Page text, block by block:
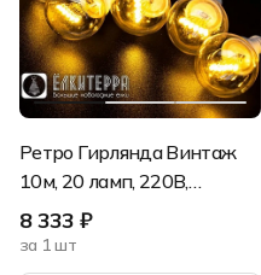
Ретро Гирлянда Винтаж
10м, 20 ламп, 220В,
ТЁПЛ.БЕЛЫЙ, Белый
Резиновый провод
8 333 ₽
за 1 шт